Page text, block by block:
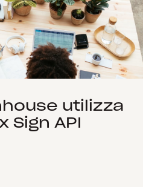
utilizza
Sign API